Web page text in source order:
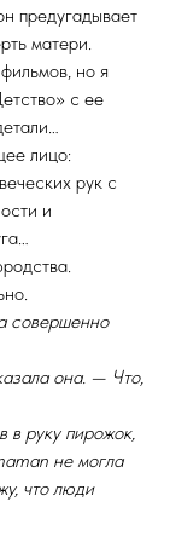
предугадывает
матери.
но я
с ее
лицо:
рук с
и
совершенно
она. — Что,
в руку пирожок,
не могла
что люди